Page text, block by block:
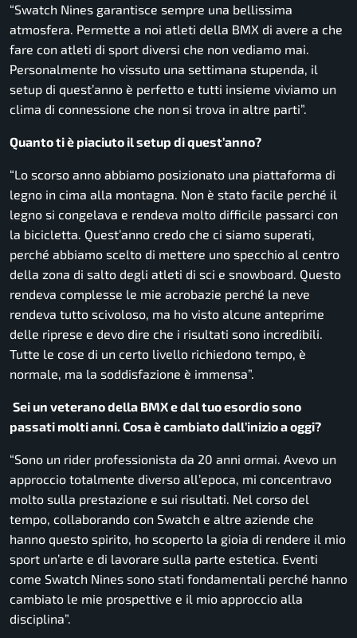
“Swatch Nines garantisce sempre una bellissima
atmosfera. Permette a noi atleti della BMX di avere a che
fare con atleti di sport diversi che non vediamo mai.
Personalmente ho vissuto una settimana stupenda, il
setup di quest’anno è perfetto e tutti insieme viviamo un
clima di connessione che non si trova in altre parti”.
Quanto ti è piaciuto il setup di quest’anno?
“Lo scorso anno abbiamo posizionato una piattaforma di
legno in cima alla montagna. Non è stato facile perché il
legno si congelava e rendeva molto difficile passarci con
la bicicletta. Quest’anno credo che ci siamo superati,
perché abbiamo scelto di mettere uno specchio al centro
della zona di salto degli atleti di sci e snowboard. Questo
rendeva complesse le mie acrobazie perché la neve
rendeva tutto scivoloso, ma ho visto alcune anteprime
delle riprese e devo dire che i risultati sono incredibili.
Tutte le cose di un certo livello richiedono tempo, è
normale, ma la soddisfazione è immensa”.
Sei un veterano della BMX e dal tuo esordio sono
passati molti anni. Cosa è cambiato dall’inizio a oggi?
“Sono un rider professionista da 20 anni ormai. Avevo un
approccio totalmente diverso all’epoca, mi concentravo
molto sulla prestazione e sui risultati. Nel corso del
tempo, collaborando con Swatch e altre aziende che
hanno questo spirito, ho scoperto la gioia di rendere il mio
sport un’arte e di lavorare sulla parte estetica. Eventi
come Swatch Nines sono stati fondamentali perché hanno
cambiato le mie prospettive e il mio approccio alla
disciplina”.